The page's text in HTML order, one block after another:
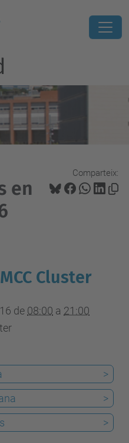
Comparteix:
en
Cluster
de 08:00 a 21:00
>
>
>